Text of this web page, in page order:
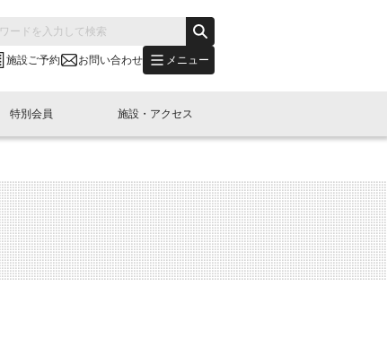
施設ご予約 お問い合わせ メニュー
会員開催
・参加
BioBAY TOKYO"？
Letter)
ム
ース・事業紹介
ント
J WEST
エリアについて
特別会員
み
施設・アクセス